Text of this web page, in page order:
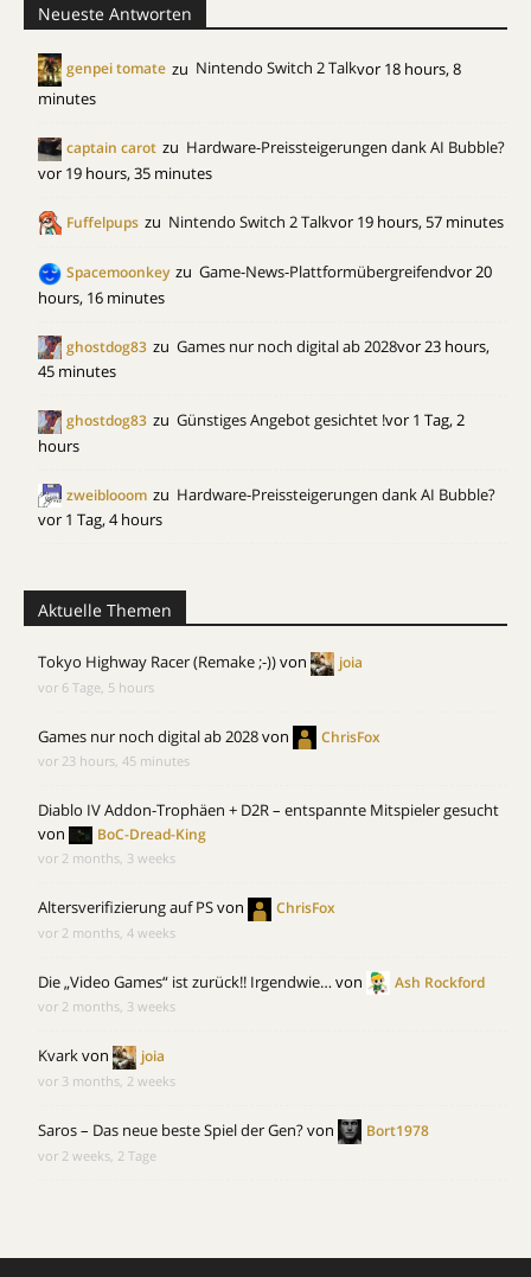
Neueste Antworten
genpei tomate zu Nintendo Switch 2 Talkvor 18 hours, 8
minutes
captain carot zu Hardware-Preissteigerungen dank AI Bubble?
vor 19 hours, 35 minutes
Fuffelpups zu Nintendo Switch 2 Talkvor 19 hours, 57 minutes
Spacemoonkey zu Game-News-Plattformübergreifendvor 20
hours, 16 minutes
ghostdog83 zu Games nur noch digital ab 2028vor 23 hours,
45 minutes
ghostdog83 zu Günstiges Angebot gesichtet !vor 1 Tag, 2
hours
zweiblooom zu Hardware-Preissteigerungen dank AI Bubble?
vor 1 Tag, 4 hours
Aktuelle Themen
Tokyo Highway Racer (Remake ;-))von joia
vor 6 Tage, 5 hours
Games nur noch digital ab 2028von ChrisFox
vor 23 hours, 45 minutes
Diablo IV Addon-Trophäen + D2R – entspannte Mitspieler gesucht
von
BoC-Dread-King
vor 2 months, 3 weeks
Altersverifizierung auf PSvon ChrisFox
vor 2 months, 4 weeks
Die „Video Games“ ist zurück!! Irgendwie…von Ash Rockford
vor 2 months, 3 weeks
Kvarkvon joia
vor 3 months, 2 weeks
Saros – Das neue beste Spiel der Gen?von Bort1978
vor 2 weeks, 2 Tage